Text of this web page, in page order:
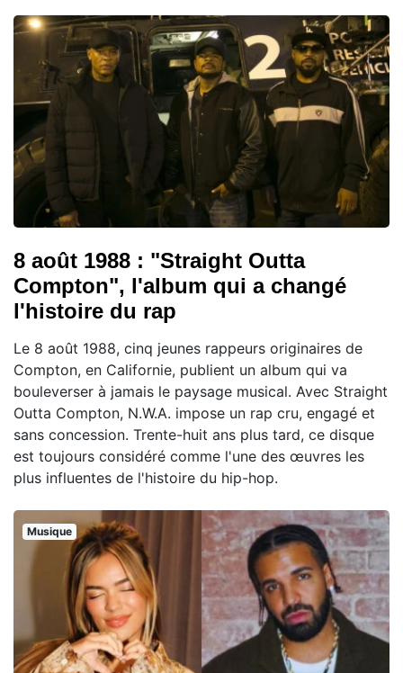
8 août 1988 : "Straight Outta
Compton", l'album qui a changé
l'histoire du rap
Le 8 août 1988, cinq jeunes rappeurs originaires de
Compton, en Californie, publient un album qui va
bouleverser à jamais le paysage musical. Avec Straight
Outta Compton, N.W.A. impose un rap cru, engagé et
sans concession. Trente-huit ans plus tard, ce disque
est toujours considéré comme l'une des œuvres les
plus influentes de l'histoire du hip-hop.
Musique